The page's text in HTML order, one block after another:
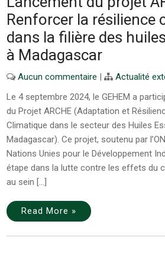
Renforcer la résilience
dans la filière des
à Madagascar
Aucun commentaire | Actualité
Le 4 septembre 2024, le GEHEM a
du Projet ARCHE (Adaptation et
Climatique dans le secteur des Huiles
Madagascar). Ce projet, soutenu par
Nations Unies pour le Développement
étape dans la lutte contre les effets du
au sein […]
Read More »